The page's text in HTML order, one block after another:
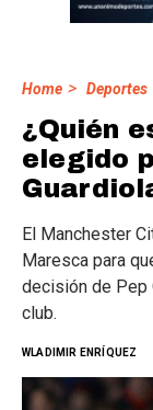
Home > Deportes
¿Quién
elegido
El Manchester
Maresca para
decisión de Pep
club.
WLADIMIR ENRÍQUEZ